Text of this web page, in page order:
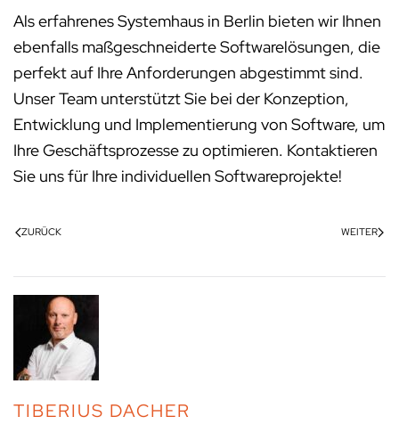
Als erfahrenes Systemhaus in Berlin bieten wir Ihnen
ebenfalls maßgeschneiderte Softwarelösungen, die
perfekt auf Ihre Anforderungen abgestimmt sind.
Unser Team unterstützt Sie bei der Konzeption,
Entwicklung und Implementierung von Software, um
Ihre Geschäftsprozesse zu optimieren. Kontaktieren
Sie uns für Ihre individuellen Softwareprojekte!
ZURÜCK WEITER
TIBERIUS DACHER